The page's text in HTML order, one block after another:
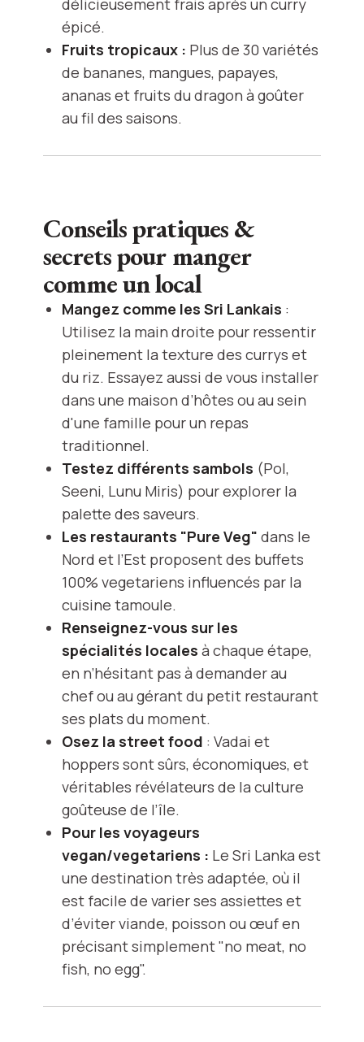
épicé.
Fruits tropicaux : Plus de 30 variétés
de bananes, mangues, papayes,
ananas et fruits du dragon à goûter
au fil des saisons.
Conseils pratiques &
secrets pour manger
comme un local
Mangez comme les Sri Lankais :
Utilisez la main droite pour ressentir
pleinement la texture des currys et
du riz. Essayez aussi de vous installer
dans une maison d’hôtes ou au sein
d'une famille pour un repas
traditionnel.
Testez différents sambols (Pol,
Seeni, Lunu Miris) pour explorer la
palette des saveurs.
Les restaurants "Pure Veg" dans le
Nord et l’Est proposent des buffets
100% vegetariens influencés par la
cuisine tamoule.
Renseignez-vous sur les
spécialités locales à chaque étape,
en n’hésitant pas à demander au
chef ou au gérant du petit restaurant
ses plats du moment.
Osez la street food : Vadai et
hoppers sont sûrs, économiques, et
véritables révélateurs de la culture
goûteuse de l’île.
Pour les voyageurs
vegan/vegetariens : Le Sri Lanka est
une destination très adaptée, où il
est facile de varier ses assiettes et
d’éviter viande, poisson ou œuf en
précisant simplement "no meat, no
fish, no egg".